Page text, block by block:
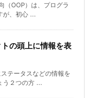
（OOP）は、プログラ
が、初心 ...
の頭上に情報を表
テータスなどの情報を
う２つの方 ...